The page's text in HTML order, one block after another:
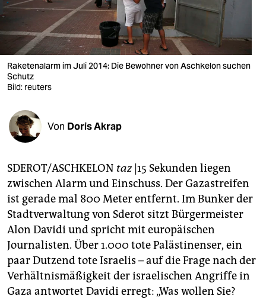
wahrheit
verlag
verlag
shop
fragen & hilfe
unterstützen
abo
genossenschaft
epaper login
Raketenalarm im Juli 2014: Die Bewohner von Aschkelon suchen
Schutz
Bild: reuters
Von Doris Akrap
SDEROT/ASCHKELON taz|15 Sekunden liegen
zwischen Alarm und Einschuss. Der Gazastreifen
ist gerade mal 800 Meter entfernt. Im Bunker der
Stadtverwaltung von Sderot sitzt Bürgermeister
Alon Davidi und spricht mit europäischen
Journalisten. Über 1.000 tote Palästinenser, ein
paar Dutzend tote Israelis – auf die Frage nach der
Verhältnismäßigkeit der israelischen Angriffe in
Gaza antwortet Davidi erregt: „Was wollen Sie?